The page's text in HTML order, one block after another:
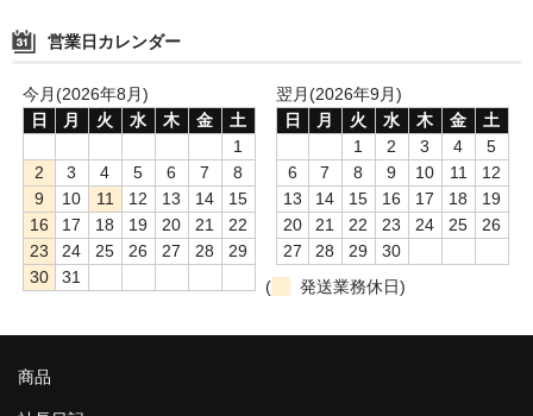
営業日カレンダー
今月(2026年8月)
日
月 火 水 木 金
土
1
2
3 4 5 6 7
8
9
10 11 12 13 14
15
16
17 18 19 20 21
22
23
24 25 26 27 28
29
30
31
翌月(2026年9月)
日
月 火 水 木 金
土
1
2 3 4
5
6
7 8 9 10 11
12
13
14 15 16 17 18
19
20
21 22 23 24 25
26
27
28 29
30
(
発送業務休日)
商品